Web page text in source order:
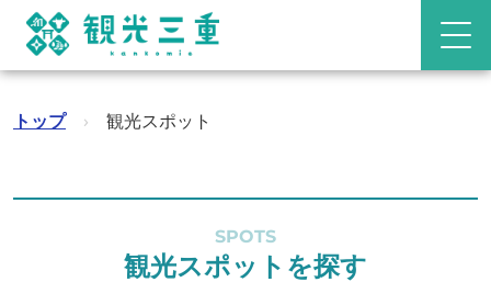
トップ › 観光スポット
SPOTS
観光スポットを探す